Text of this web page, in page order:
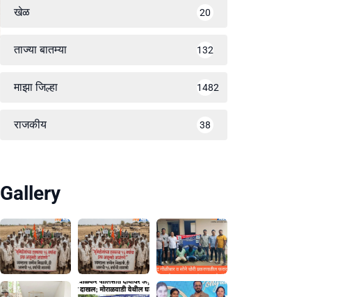
खेळ 20
ताज्या बातम्या 132
माझा जिल्हा 1482
राजकीय 38
Gallery